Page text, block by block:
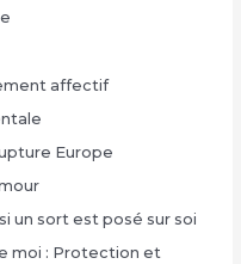
affectif
Europe
un sort est posé sur soi
moi : Protection et